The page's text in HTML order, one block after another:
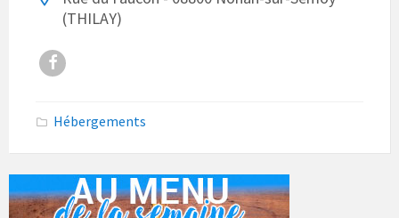
(THILAY)
Facebook
Hébergements